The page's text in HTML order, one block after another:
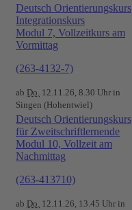
Deutsch Orientierungskurs
Integrationskurs
Modul 7, Vollzeitkurs am
Vormittag
(263-4132-7)
ab Do. 12.11.26, 8.30 Uhr in
Singen (Hohentwiel)
Deutsch Orientierungskurs
für Zweitschriftlernende
Modul 10, Vollzeit am
Nachmittag
(263-413710)
ab Do. 12.11.26, 13.45 Uhr in